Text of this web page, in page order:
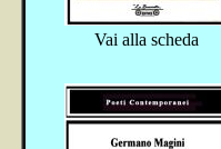
Vai alla scheda